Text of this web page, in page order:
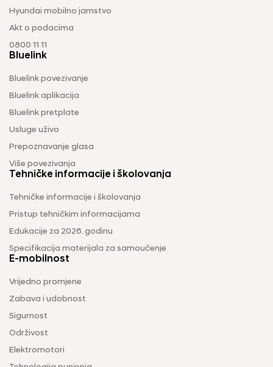
Hyundai mobilno jamstvo
Akt o podacima
0800 11 11
Bluelink
Bluelink povezivanje
Bluelink aplikacija
Bluelink pretplate
Usluge uživo
Prepoznavanje glasa
Više povezivanja
Tehničke informacije i školovanja
Tehničke informacije i školovanja
Pristup tehničkim informacijama
Edukacije za 2026. godinu
Specifikacija materijala za samoučenje
E-mobilnost
Vrijedno promjene
Zabava i udobnost
Sigurnost
Održivost
Elektromotori